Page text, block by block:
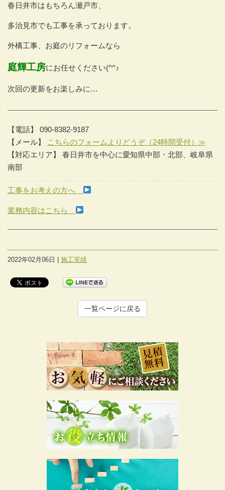
春日井市はもちろん瀬戸市、
多治見市でも工事を承っております。
外構工事、お庭のリフォームなら
庭輝工房にお任せください(^^♪
次回の更新をお楽しみに…
【電話】 090-8382-9187
【メール】
こちらのフォームよりどうぞ（24時間受付）≫
【対応エリア】 春日井市を中心に愛知県中部・北部、岐阜県
南部
工事をお考えの方へ
業務内容はこちら
2022年02月06日 | 施工実績
一覧ページに戻る